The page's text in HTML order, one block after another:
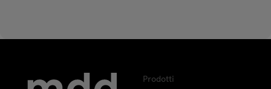
Prodotti